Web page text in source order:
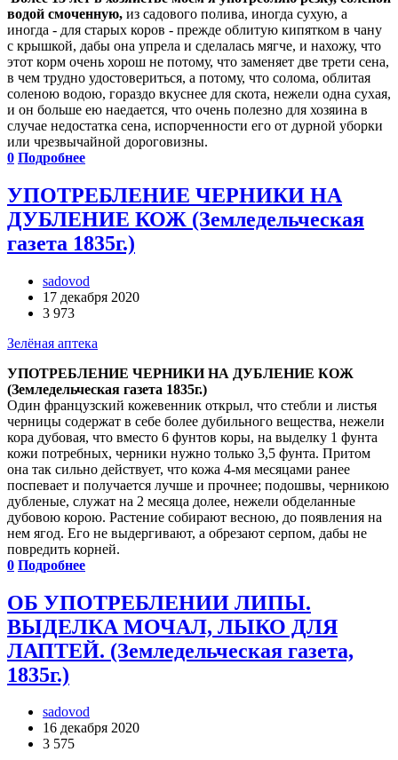
водой смоченную, из садового полива, иногда сухую, а
иногда - для старых коров - прежде облитую кипятком в чану
с крышкой, дабы она упрела и сделалась мягче, и нахожу, что
этот корм очень хорош не потому, что заменяет две трети сена,
в чем трудно удостовериться, а потому, что солома, облитая
соленою водою, гораздо вкуснее для скота, нежели одна сухая,
и он больше ею наедается, что очень полезно для хозяина в
случае недостатка сена, испорченности его от дурной уборки
или чрезвычайной дороговизны.
0 Подробнее
УПОТРЕБЛЕНИЕ ЧЕРНИКИ НА
ДУБЛЕНИЕ КОЖ (Земледельческая
газета 1835г.)
sadovod
17 декабря 2020
3 973
Зелёная аптека
УПОТРЕБЛЕНИЕ ЧЕРНИКИ НА ДУБЛЕНИЕ КОЖ
(Земледельческая газета 1835г.)
Один французский кожевенник открыл, что стебли и листья
черницы содержат в себе более дубильного вещества, нежели
кора дубовая, что вместо 6 фунтов коры, на выделку 1 фунта
кожи потребных, черники нужно только 3,5 фунта. Притом
она так сильно действует, что кожа 4-мя месяцами ранее
поспевает и получается лучше и прочнее; подошвы, черникою
дубленые, служат на 2 месяца долее, нежели обделанные
дубовою корою. Растение собирают весною, до появления на
нем ягод. Его не выдергивают, а обрезают серпом, дабы не
повредить корней.
0 Подробнее
ОБ УПОТРЕБЛЕНИИ ЛИПЫ.
ВЫДЕЛКА МОЧАЛ, ЛЫКО ДЛЯ
ЛАПТЕЙ. (Земледельческая газета,
1835г.)
sadovod
16 декабря 2020
3 575